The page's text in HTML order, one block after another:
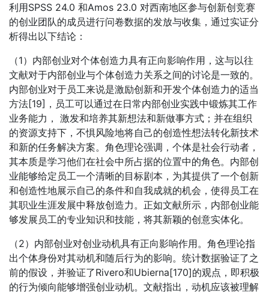
利用SPSS 24.0 和Amos 23.0 对西南地区参与创新创竞赛
的创业团队的成员进行问卷数据的发放与收集，通过实证分
析得出以下结论：
（1）内部创业对个体创造力具有正向影响作用，这与以往
文献对于内部创业与个体创造力关系之间的讨论是一致的。
内部创业对于员工来说是激励创新和开发个体创造力的适当
方法[19]，员工可以通过在日常内部创业实践中锻炼其工作
业务能力， 激发和培养其新想法和新做事方式；并在组织
的资源支持下，不惧风险地将自己的创造性想法转化新技术
和新的任务解决方案。角色理论强调，个体是社会行动者，
其本质是学习他们在社会中所占据的位置中的角色。内部创
业能够给定员工一个清晰的目标剧本，为其提供了一个创新
和创造性地展示自己的条件和自我成就的机会，使得员工在
其职业生涯发展中释放创造力。正如文献所示，内部创业能
够发展员工的专业知识和技能，将其新颖的创意实体化。
（2）内部创业对创业动机具有正向影响作用。角色理论指
出个体身份对其动机和随后行为的影响。统计数据验证了之
前的假设，并验证了Rivero和Ubierna[170]的观点，即积极
的行为倾向能够增强创业动机。文献指出，动机应该被理解